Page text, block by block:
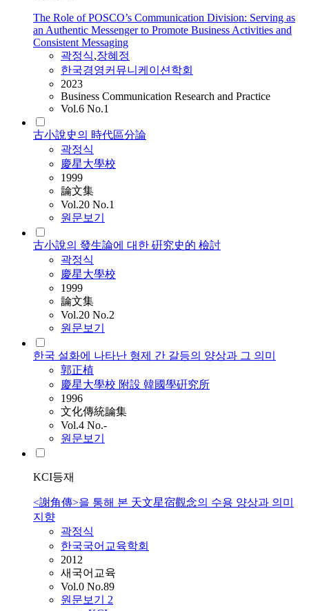
The Role of POSCO’s Communication Division: Serving as
an Authentic Messenger to Promote Business Activities and
Consistent Messaging
곽정식,장혜정
한국경영커뮤니케이션학회
2023
Business Communication Research and Practice
Vol.6 No.1
古小說史의 時代區分論
곽정식
慶星大學校
1999
論文集
Vol.20 No.1
원문보기
古小說의 發生論에 대한 硏究史的 檢討
곽정식
慶星大學校
1999
論文集
Vol.20 No.2
원문보기
한국 설화에 나타난 형제 간 갈등의 양상과 그 의미
郭正植
慶星大學校 附設 韓國學硏究所
1996
文化傳統論集
Vol.4 No.-
원문보기
KCI등재
<謝角傳>을 통해 본 天文星宿觀念의 수용 양상과 의미
지향
곽정식
한국국어교육학회
2012
새국어교육
Vol.0 No.89
원문보기 2